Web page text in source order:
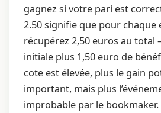
gagnez si votre pari est
2.50 signifie que pour chaque
récupérez 2,50 euros au
initiale plus 1,50 euro de
cote est élevée, plus le gain
important, mais plus
improbable par le